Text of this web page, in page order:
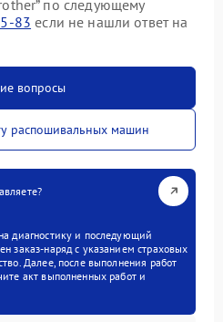
по следующему
83 если не нашли ответ на
вопросы
распошивальных машин
диагностику и последующий
заказ-наряд с указанием страховых
Далее, после выполнения работ
акт выполненных работ и